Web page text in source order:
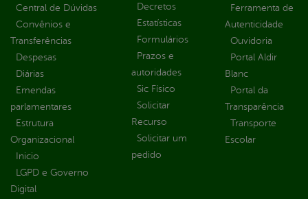
Central de Dúvidas
Convênios e
Transferências
Despesas
Diárias
Emendas
parlamentares
Estrutura
Organizacional
Inicio
LGPD e Governo
Digital
Decretos
Estatísticas
Formulários
Prazos e
autoridades
Sic Físico
Solicitar
Recurso
Solicitar um
pedido
Ferramenta de
Autenticidade
Ouvidoria
Portal Aldir
Blanc
Portal da
Transparência
Transporte
Escolar